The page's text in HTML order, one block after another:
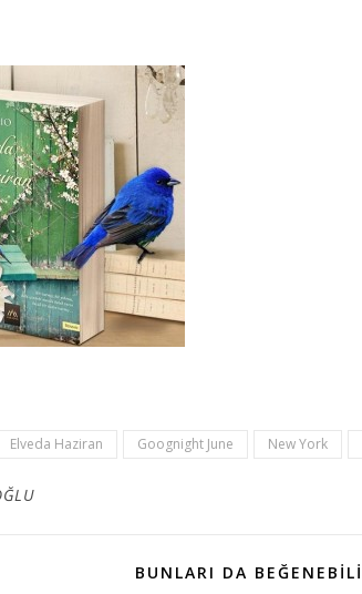
Elveda Haziran Goognight June New York
BUNLARI DA